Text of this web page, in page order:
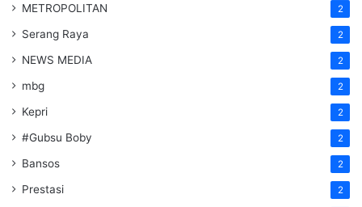
METROPOLITAN 2
Serang Raya 2
NEWS MEDIA 2
mbg 2
Kepri 2
#Gubsu Boby 2
Bansos 2
Prestasi 2